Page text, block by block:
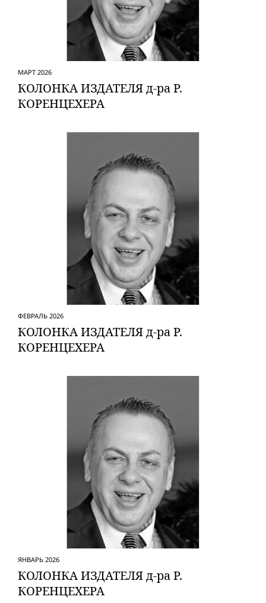
МАРТ 2026
КОЛОНКА ИЗДАТЕЛЯ д-ра Р.
КОРЕНЦЕХЕРА
ФЕВРАЛЬ 2026
КОЛОНКА ИЗДАТЕЛЯ д-ра Р.
КОРЕНЦЕХЕРА
ЯНВАРЬ 2026
КОЛОНКА ИЗДАТЕЛЯ д-ра Р.
КОРЕНЦЕХЕРА